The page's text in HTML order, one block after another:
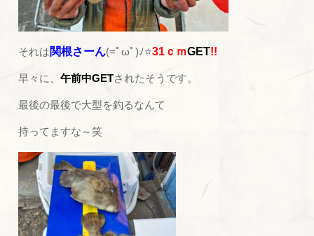
それは関根さーん(=ﾟωﾟ)ﾉ⭐31ｃｍGET!!
早々に、午前中GETされたそうです。
最後の最後で大型を釣るなんて
持ってますな～笑